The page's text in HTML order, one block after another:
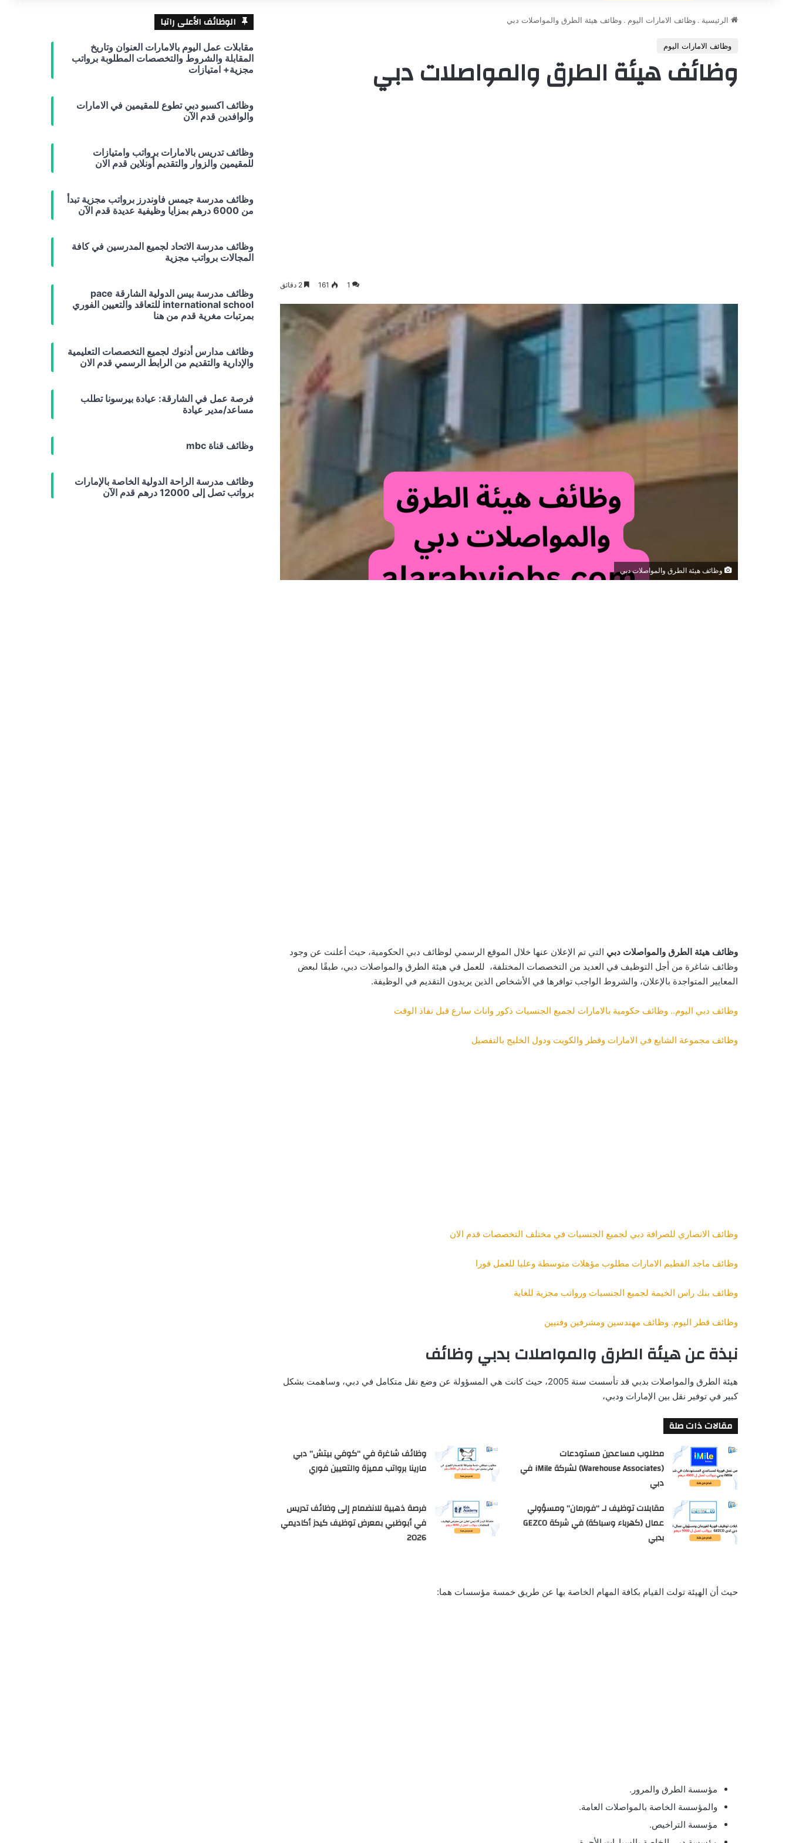
الرئيسية . وظائف الامارات اليوم . وظائف هيئة الطرق والمواصلات دبي
وظائف الامارات اليوم
وظائف هيئة الطرق والمواصلات دبي
1
161
وظائف هيئة الطرق والمواصلات دبي
وظائف هيئة الطرق والمواصلات دبي التي تم الإعلان عنها خلال الموقع الرسمي لوظائف دبي الحكومية، حيث أعلنت عن وجود
وظائف شاغرة من أجل التوظيف في العديد من التخصصات المختلفة، للعمل في هيئة الطرق والمواصلات دبي، طبقًا لبعض
المعايير المتواجدة بالإعلان، والشروط الواجب توافرها في الأشخاص الذين يريدون التقديم في الوظيفة.
وظائف دبي اليوم.. وظائف حكومية بالامارات لجميع الجنسيات ذكور واناث سارع قبل نفاذ الوقت
وظائف مجموعة الشايع في الامارات وقطر والكويت ودول الخليج بالتفصيل
وظائف الانصاري للصرافة دبي لجميع الجنسيات في مختلف التخصصات قدم الان
وظائف ماجد الفطيم الامارات مطلوب مؤهلات متوسطة وعليا للعمل فورا
وظائف بنك راس الخيمة لجميع الجنسيات ورواتب مجزية للغاية
وظائف قطر اليوم. وظائف مهندسين ومشرفين وفنيين
نبذة عن هيئة الطرق والمواصلات بدبي وظائف
هيئة الطرق والمواصلات بدبي قد تأسست سنة 2005، حيث كانت هي المسؤولة عن وضع نقل متكامل في دبي، وساهمت بشكل
كبير في توفير نقل بين الإمارات ودبي،
مقالات ذات صلة
مطلوب مساعدين مستودعات
(Warehouse Associates) لشركة iMile في
دبي
وظائف شاغرة في “كوفي بيتش” دبي
مارينا برواتب مميزة والتعيين فوري
مقابلات توظيف لـ “فورمان” ومسؤولي
عمال (كهرباء وسباكة) في شركة GEZCO
بدبي
فرصة ذهبية للانضمام إلى وظائف تدريس
في أبوظبي بمعرض توظيف كيدز أكاديمي
2026
حيث أن الهيئة تولت القيام بكافة المهام الخاصة بها عن طريق خمسة مؤسسات هما:
مؤسسة الطرق والمرور.
والمؤسسة الخاصة بالمواصلات العامة.
مؤسسة التراخيص.
الوظائف الأعلى راتبا
مقابلات عمل اليوم بالامارات العنوان وتاريخ
المقابلة والشروط والتخصصات المطلوبة برواتب
مجزية+ امتيازات
وظائف اكسبو دبي تطوع للمقيمين في الامارات
والوافدين قدم الآن
وظائف تدريس بالامارات برواتب وامتيازات
للمقيمين والزوار والتقديم أونلاين قدم الان
وظائف مدرسة جيمس فاوندرز برواتب مجزية تبدأ
من 6000 درهم بمزايا وظيفية عديدة قدم الآن
وظائف مدرسة الاتحاد لجميع المدرسين في كافة
المجالات برواتب مجزية
وظائف مدرسة بيس الدولية الشارقة pace
international school للتعاقد والتعيين الفوري
بمرتبات مغرية قدم من هنا
وظائف مدارس أدنوك لجميع التخصصات التعليمية
والإدارية والتقديم من الرابط الرسمي قدم الان
فرصة عمل في الشارقة: عيادة بيرسونا تطلب
مساعد/مدير عيادة
وظائف قناة mbc
وظائف مدرسة الراحة الدولية الخاصة بالإمارات
برواتب تصل إلى 12000 درهم قدم الآن